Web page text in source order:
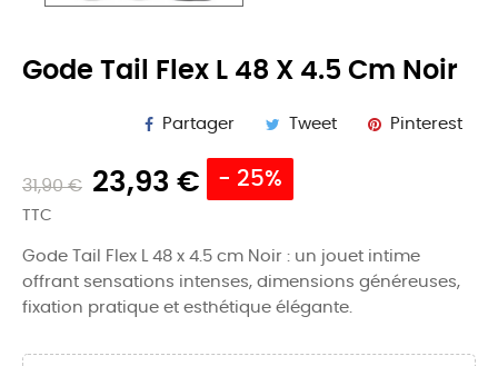
Gode Tail Flex L 48 X 4.5 Cm Noir
Partager Tweet Pinterest
31,90 € 23,93 € - 25%
TTC
Gode Tail Flex L 48 x 4.5 cm Noir : un jouet intime
offrant sensations intenses, dimensions généreuses,
fixation pratique et esthétique élégante.